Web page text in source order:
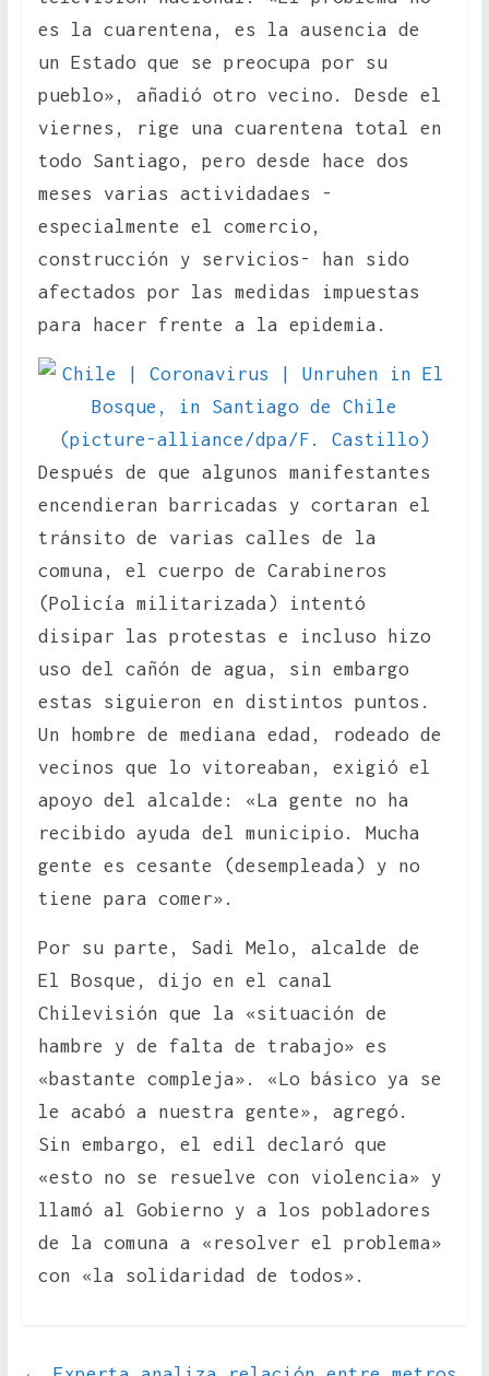
es la cuarentena, es la ausencia de
un Estado que se preocupa por su
pueblo», añadió otro vecino. Desde el
viernes, rige una cuarentena total en
todo Santiago, pero desde hace dos
meses varias actividadaes -
especialmente el comercio,
construcción y servicios- han sido
afectados por las medidas impuestas
para hacer frente a la epidemia.
Después de que algunos manifestantes
encendieran barricadas y cortaran el
tránsito de varias calles de la
comuna, el cuerpo de Carabineros
(Policía militarizada) intentó
disipar las protestas e incluso hizo
uso del cañón de agua, sin embargo
estas siguieron en distintos puntos.
Un hombre de mediana edad, rodeado de
vecinos que lo vitoreaban, exigió el
apoyo del alcalde: «La gente no ha
recibido ayuda del municipio. Mucha
gente es cesante (desempleada) y no
tiene para comer».
Por su parte, Sadi Melo, alcalde de
El Bosque, dijo en el canal
Chilevisión que la «situación de
hambre y de falta de trabajo» es
«bastante compleja». «Lo básico ya se
le acabó a nuestra gente», agregó.
Sin embargo, el edil declaró que
«esto no se resuelve con violencia» y
llamó al Gobierno y a los pobladores
de la comuna a «resolver el problema»
con «la solidaridad de todos».